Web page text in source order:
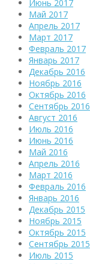
Июнь 2017
Май 2017
Апрель 2017
Март 2017
Февраль 2017
Январь 2017
Декабрь 2016
Ноябрь 2016
Октябрь 2016
Сентябрь 2016
Август 2016
Июль 2016
Июнь 2016
Май 2016
Апрель 2016
Март 2016
Февраль 2016
Январь 2016
Декабрь 2015
Ноябрь 2015
Октябрь 2015
Сентябрь 2015
Июль 2015